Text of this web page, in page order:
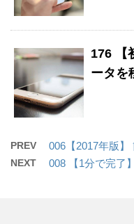
176 【
ータを
PREV 006【2017年版】
NEXT 008 【1分で完了